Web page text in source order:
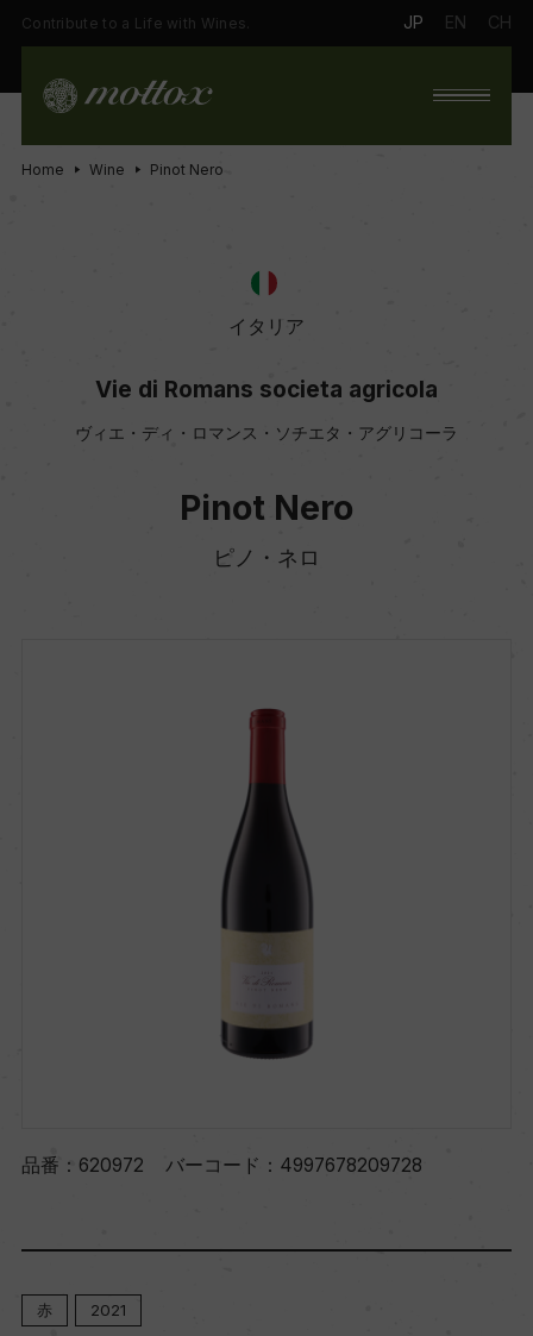
Contribute to a Life with Wines. JP EN CH
Home Wine Pinot Nero
イタリア
Vie di Romans societa agricola
ヴィエ・ディ・ロマンス・ソチエタ・アグリコーラ
Pinot Nero
ピノ・ネロ
品番： 620972 バーコード： 4997678209728
赤 2021